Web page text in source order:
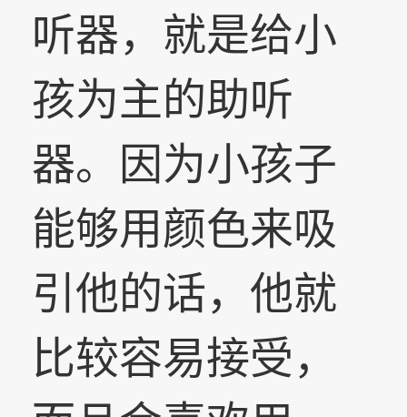
听器，就是给小
孩为主的助听
器。因为小孩子
能够用颜色来吸
引他的话，他就
比较容易接受，